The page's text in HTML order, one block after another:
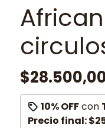
10% OFFcon
Precio final: